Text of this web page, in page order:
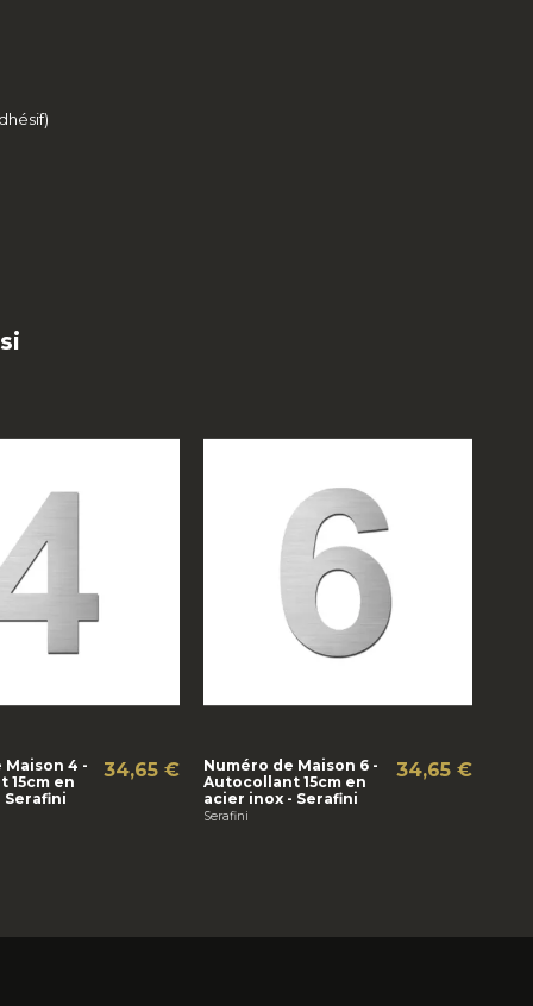
Maison 4 -
15cm en
Serafini
34,65 €
Numéro de Maison 6 -
Autocollant 15cm en
acier inox - Serafini
Serafini
34,65 €